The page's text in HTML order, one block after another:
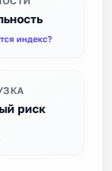
индекс?
риск